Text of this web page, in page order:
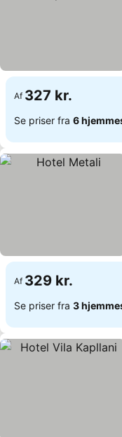
Af 327 kr.
Se priser fra 6
Af 329 kr.
Se priser fra 3